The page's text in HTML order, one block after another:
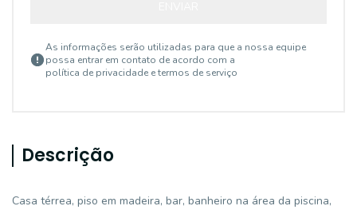
As informações serão utilizadas para que a nossa equipe
possa entrar em contato de acordo com a
política de privacidade e termos de serviço
Descrição
Casa térrea, piso em madeira, bar, banheiro na área da piscina,